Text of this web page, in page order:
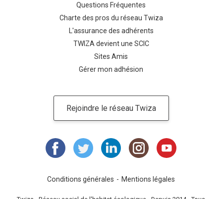
Questions Fréquentes
Charte des pros du réseau Twiza
L'assurance des adhérents
TWIZA devient une SCIC
Sites Amis
Gérer mon adhésion
Rejoindre le réseau Twiza
Conditions générales Mentions légales